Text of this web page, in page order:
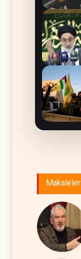
Makaleler